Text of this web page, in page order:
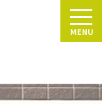
MENU